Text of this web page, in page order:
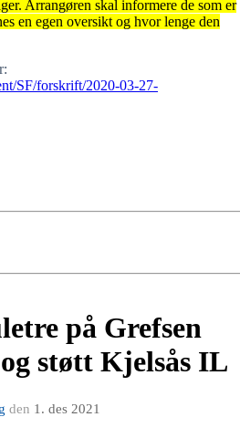
Arrangøren skal informere de som er
en egen oversikt og hvor lenge den
SF/forskrift/2020-03-27-
på Grefsen
støtt Kjelsås IL
den 1. des 2021